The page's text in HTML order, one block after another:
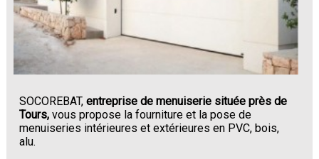
SOCOREBAT,entreprise de menuiserie située près de
Tours, vous propose la fourniture et la pose de
menuiseries intérieures et extérieures en PVC, bois,
alu.